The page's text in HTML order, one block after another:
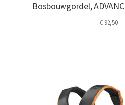
Bosbouwgordel,
€92,50